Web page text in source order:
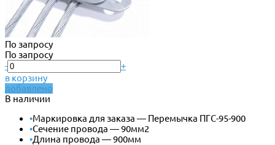
По запросу
По запросу
-
+
в корзину
добавлено
В наличии
•Маркировка для заказа — Перемычка ПГС-95-900
•Сечение провода — 90мм2
•Длина провода — 900мм